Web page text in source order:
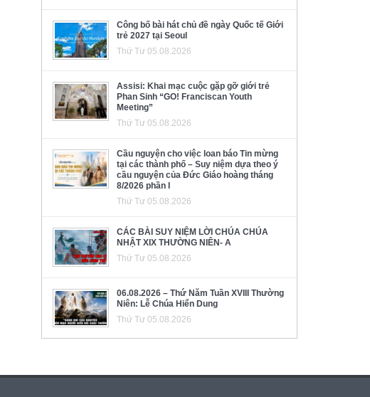
Công bố bài hát chủ đề ngày Quốc tế Giới
trẻ 2027 tại Seoul
Thứ Tư 05.08.2026
Assisi: Khai mạc cuộc gặp gỡ giới trẻ
Phan Sinh “GO! Franciscan Youth
Meeting”
Thứ Tư 05.08.2026
Cầu nguyện cho việc loan báo Tin mừng
tại các thành phố – Suy niệm dựa theo ý
cầu nguyện của Đức Giáo hoàng tháng
8/2026 phần I
Thứ Tư 05.08.2026
CÁC BÀI SUY NIỆM LỜI CHÚA CHÚA
NHẬT XIX THƯỜNG NIÊN- A
Thứ Tư 05.08.2026
06.08.2026 – Thứ Năm Tuần XVIII Thường
Niên: Lễ Chúa Hiển Dung
Thứ Tư 05.08.2026